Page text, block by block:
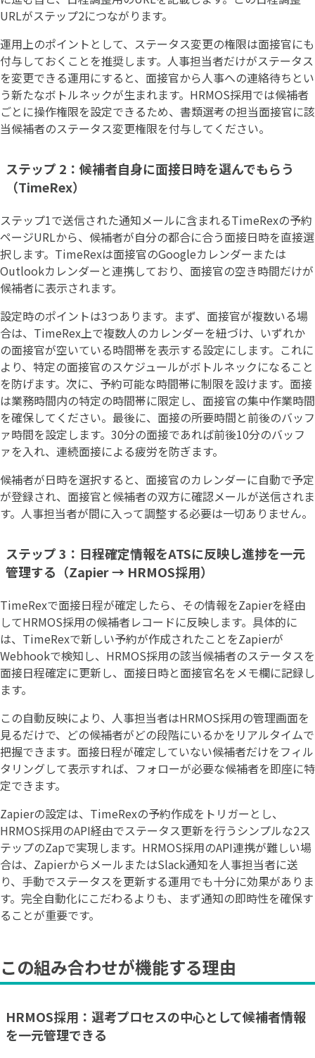
URLがステップ2につながります。
運用上のポイントとして、ステータス変更の権限は面接官にも
付与しておくことを推奨します。人事担当者だけがステータス
を変更できる運用にすると、面接官から人事への連絡待ちとい
う新たなボトルネックが生まれます。HRMOS採用では候補者
ごとに操作権限を設定できるため、書類選考の担当面接官に該
当候補者のステータス変更権限を付与してください。
ステップ 2：候補者自身に面接日時を選んでもらう
（TimeRex）
ステップ1で送信された通知メールに含まれるTimeRexの予約
ページURLから、候補者が自分の都合に合う面接日時を直接選
択します。TimeRexは面接官のGoogleカレンダーまたは
Outlookカレンダーと連携しており、面接官の空き時間だけが
候補者に表示されます。
設定時のポイントは3つあります。まず、面接官が複数いる場
合は、TimeRex上で複数人のカレンダーを紐づけ、いずれか
の面接官が空いている時間帯を表示する設定にします。これに
より、特定の面接官のスケジュールがボトルネックになること
を防げます。次に、予約可能な時間帯に制限を設けます。面接
は業務時間内の特定の時間帯に限定し、面接官の集中作業時間
を確保してください。最後に、面接の所要時間と前後のバッフ
ァ時間を設定します。30分の面接であれば前後10分のバッフ
ァを入れ、連続面接による疲労を防ぎます。
候補者が日時を選択すると、面接官のカレンダーに自動で予定
が登録され、面接官と候補者の双方に確認メールが送信されま
す。人事担当者が間に入って調整する必要は一切ありません。
ステップ 3：日程確定情報をATSに反映し進捗を一元
管理する（Zapier → HRMOS採用）
TimeRexで面接日程が確定したら、その情報をZapierを経由
してHRMOS採用の候補者レコードに反映します。具体的に
は、TimeRexで新しい予約が作成されたことをZapierが
Webhookで検知し、HRMOS採用の該当候補者のステータスを
面接日程確定に更新し、面接日時と面接官名をメモ欄に記録し
ます。
この自動反映により、人事担当者はHRMOS採用の管理画面を
見るだけで、どの候補者がどの段階にいるかをリアルタイムで
把握できます。面接日程が確定していない候補者だけをフィル
タリングして表示すれば、フォローが必要な候補者を即座に特
定できます。
Zapierの設定は、TimeRexの予約作成をトリガーとし、
HRMOS採用のAPI経由でステータス更新を行うシンプルな2ス
テップのZapで実現します。HRMOS採用のAPI連携が難しい場
合は、ZapierからメールまたはSlack通知を人事担当者に送
り、手動でステータスを更新する運用でも十分に効果がありま
す。完全自動化にこだわるよりも、まず通知の即時性を確保す
ることが重要です。
この組み合わせが機能する理由
HRMOS採用：選考プロセスの中心として候補者情報
を一元管理できる